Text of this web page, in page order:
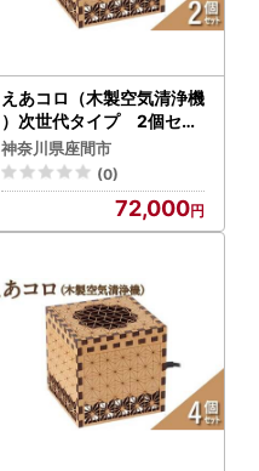
えあコロ（木製空気清浄機
）次世代タイプ 2個セッ
ト
神奈川県座間市
(0)
72,000